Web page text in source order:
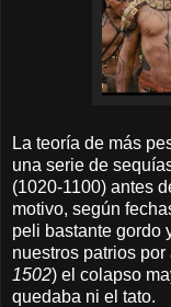
La teoría de más
una serie de
(1020-1100) antes
motivo, según
peli bastante gordo
nuestros patrios
1502) el colapso
quedaba ni el tato.